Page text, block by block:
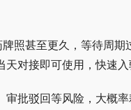
照甚至更久，等待周
对接即可使用，快速入
批驳回等风险，大概